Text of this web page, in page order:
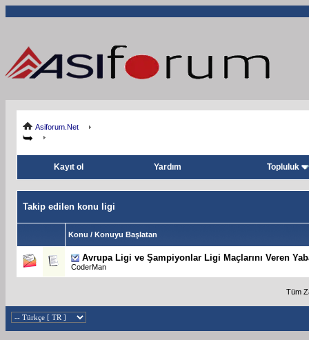
Asiforum.Net
Kayıt ol Yardım Topluluk
Takip edilen konu ligi
Konu / Konuyu Başlatan
Avrupa Ligi ve Şampiyonlar Ligi Maçlarını Veren
CoderMan
Tüm